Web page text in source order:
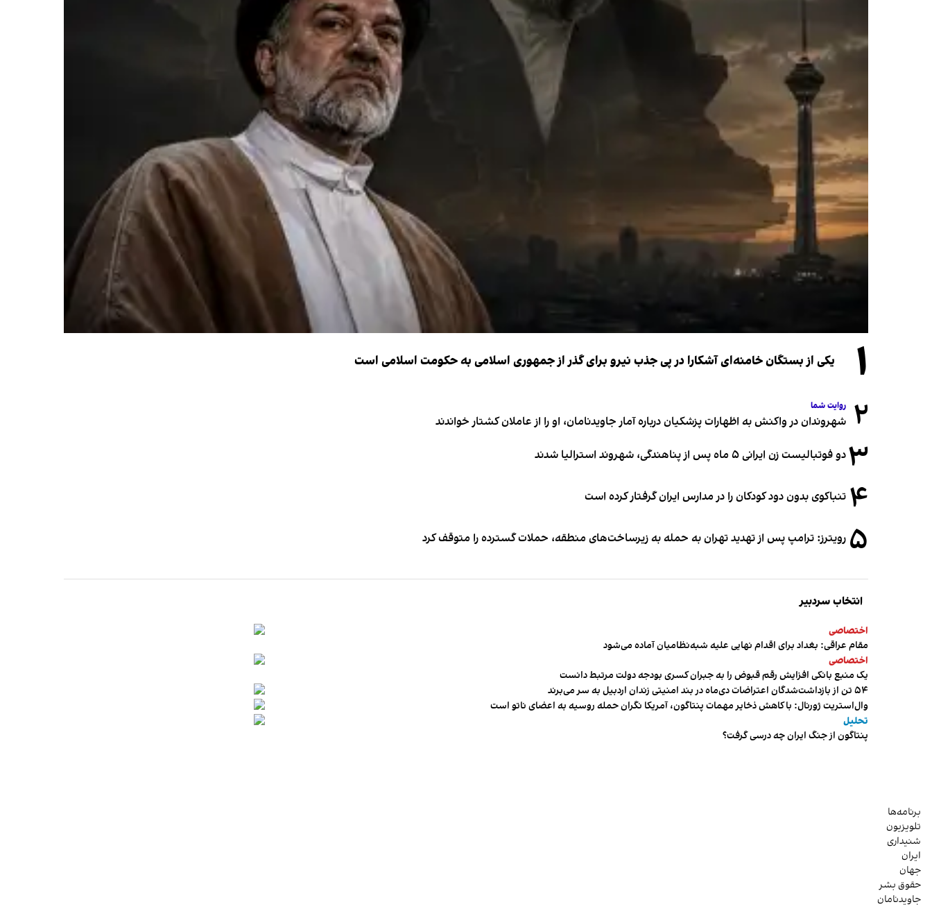
۱ یکی از بستگان خامنه‌ای آشکارا در پی جذب نیرو برای گذر از جمهوری اسلامی به حکومت اسلامی است
۲ روایت شما
شهروندان در واکنش به اظهارات پزشکیان درباره آمار جاویدنامان، او را از عاملان کشتار خواندند
۳دو فوتبالیست زن ایرانی ۵ ماه پس از پناهندگی، شهروند استرالیا شدند
۴ تنباکوی بدون دود کودکان را در مدارس ایران گرفتار کرده است
۵ رویترز: ترامپ پس از تهدید تهران به حمله به زیرساخت‌های منطقه، حملات گسترده را متوقف کرد
انتخاب سردبیر
اختصاصی
مقام عراقی: بغداد برای اقدام نهایی علیه شبه‌نظامیان آماده می‌شود
اختصاصی
یک منبع بانکی افزایش رقم قبوض را به جبران کسری بودجه دولت مرتبط دانست
۵۴ تن از بازداشت‌شدگان اعتراضات دی‌ماه در بند امنیتی زندان اردبیل به سر می‌برند
وال‌استریت ژورنال: با کاهش ذخایر مهمات پنتاگون، آمریکا نگران حمله روسیه به اعضای ناتو‌ است
تحلیل
پنتاگون از جنگ ایران چه درسی گرفت؟
برنامه‌ها
تلویزیون
شنیداری
ایران
جهان
حقوق بشر
جاویدنامان